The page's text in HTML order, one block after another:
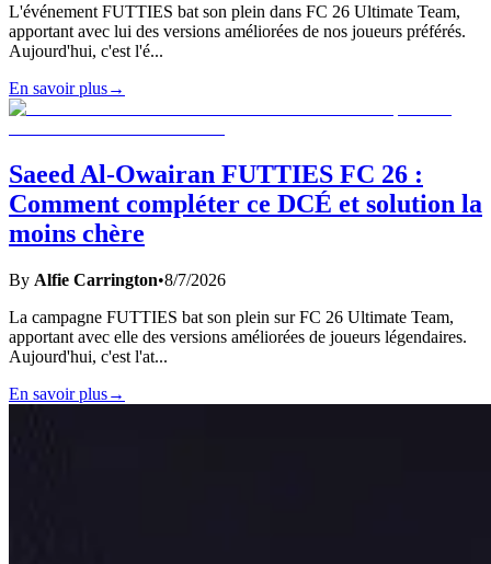
L'événement FUTTIES bat son plein dans FC 26 Ultimate Team,
apportant avec lui des versions améliorées de nos joueurs préférés.
Aujourd'hui, c'est l'é...
En savoir plus→
Saeed Al-Owairan FUTTIES FC 26 :
Comment compléter ce DCÉ et solution la
moins chère
By Alfie Carrington•8/7/2026
La campagne FUTTIES bat son plein sur FC 26 Ultimate Team,
apportant avec elle des versions améliorées de joueurs légendaires.
Aujourd'hui, c'est l'at...
En savoir plus→